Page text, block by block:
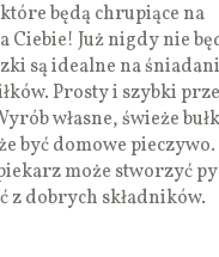
będą chrupiące na
Ciebie! Już nigdy nie
są idealne na
Prosty i szybki
własne, świeże
być domowe pieczywo.
może stworzyć
z dobrych składników.